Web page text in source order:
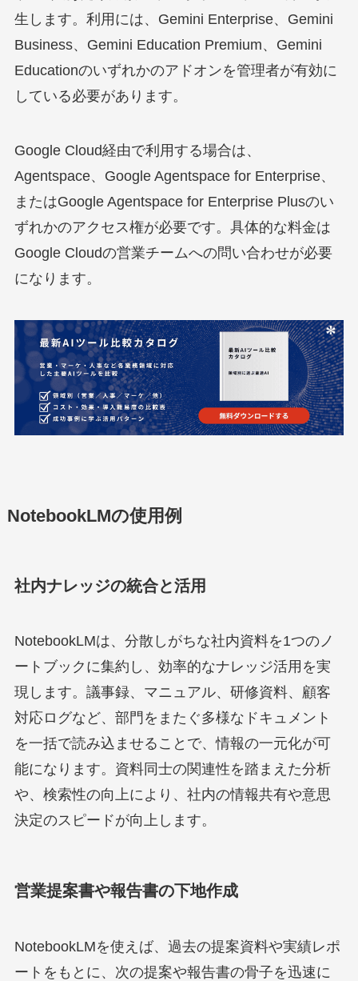
生します。利用には、Gemini Enterprise、Gemini
Business、Gemini Education Premium、Gemini
Educationのいずれかのアドオンを管理者が有効に
している必要があります。
Google Cloud経由で利用する場合は、
Agentspace、Google Agentspace for Enterprise、
またはGoogle Agentspace for Enterprise Plusのい
ずれかのアクセス権が必要です。具体的な料金は
Google Cloudの営業チームへの問い合わせが必要
になります。
NotebookLMの使用例
社内ナレッジの統合と活用
NotebookLMは、分散しがちな社内資料を1つのノ
ートブックに集約し、効率的なナレッジ活用を実
現します。議事録、マニュアル、研修資料、顧客
対応ログなど、部門をまたぐ多様なドキュメント
を一括で読み込ませることで、情報の一元化が可
能になります。資料同士の関連性を踏まえた分析
や、検索性の向上により、社内の情報共有や意思
決定のスピードが向上します。
営業提案書や報告書の下地作成
NotebookLMを使えば、過去の提案資料や実績レポ
ートをもとに、次の提案や報告書の骨子を迅速に